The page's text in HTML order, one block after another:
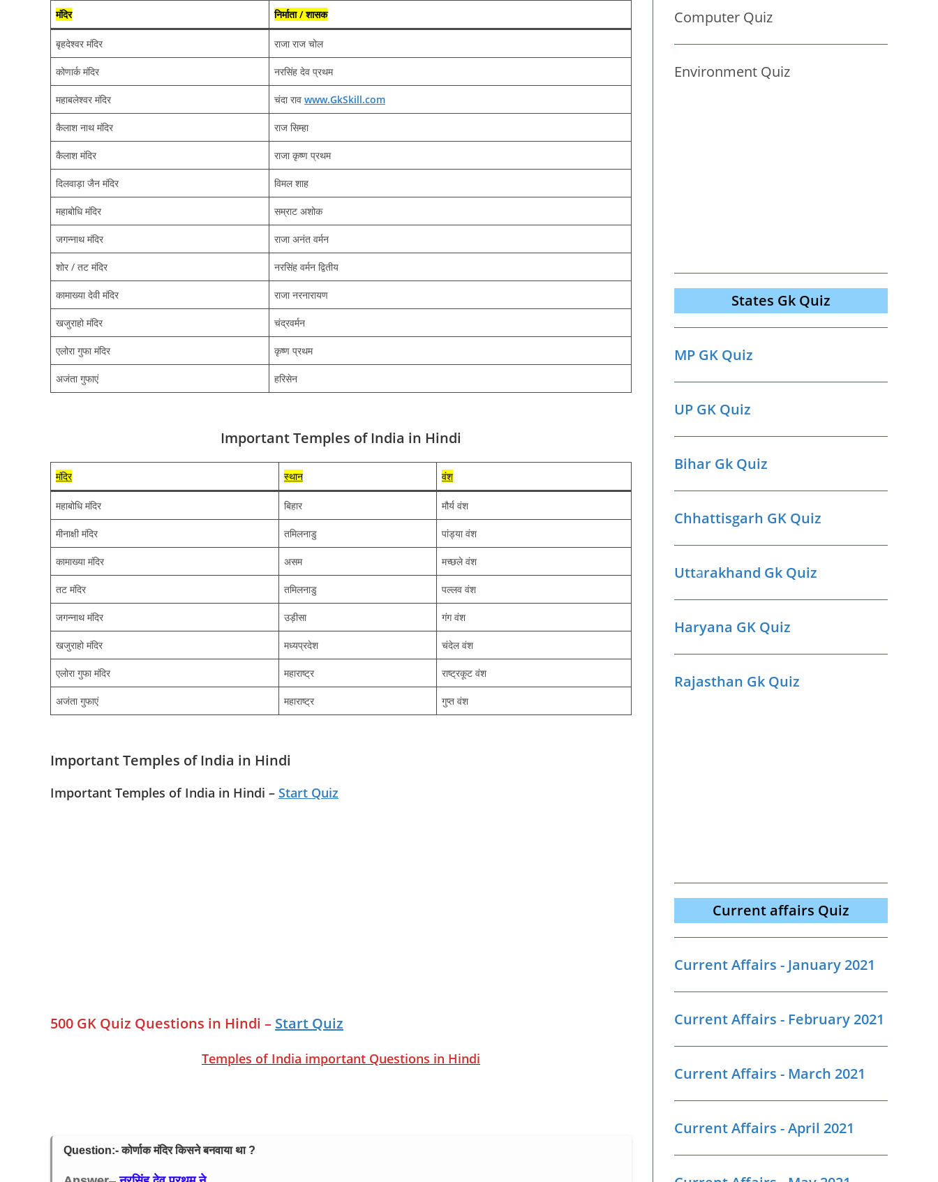
मंदिर निर्माता / शासक
बृहदेश्वर मंदिर राजा राज चोल
कोणार्क मंदिर नरसिंह देव प्रथम
महाबलेश्वर मंदिर चंदा राव www.GkSkill.com
कैलाश नाथ मंदिर राज सिम्हा
कैलाश मंदिर राजा कृष्ण प्रथम
दिलवाड़ा जैन मंदिर विमल शाह
महाबोधि मंदिर सम्राट अशोक
जगन्नाथ मंदिर राजा अनंत वर्मन
शोर / तट मंदिर नरसिंह वर्मन द्वितीय
कामाख्या देवी मंदिर राजा नरनारायण
खजुराहो मंदिर चंद्रवर्मन
एलोरा गुफा मंदिर कृष्ण प्रथम
अजंता गुफाएं हरिसेन
Important Temples of India in Hindi
मंदिर स्थान वंश
महाबोधि मंदिर बिहार मौर्य वंश
मीनाक्षी मंदिर तमिलनाडु पांड्या वंश
कामाख्या मंदिर असम मच्छले वंश
तट मंदिर तमिलनाडु पल्लव वंश
जगन्नाथ मंदिर उड़ीसा गंग वंश
खजुराहो मंदिर मध्यप्रदेश चंदेल वंश
एलोरा गुफा मंदिर महाराष्ट्र राष्ट्रकूट वंश
अजंता गुफाएं महाराष्ट्र गुप्त वंश
Important Temples of India in Hindi
Important Temples of India in Hindi – Start Quiz
500 GK Quiz Questions in Hindi – Start Quiz
Temples of India important Questions in Hindi
Question:- कोर्णाक मंदिर किसने बनवाया था ?
Computer Quiz
Environment Quiz
States Gk Quiz
MP GK Quiz
UP GK Quiz
Bihar Gk Quiz
Chhattisgarh GK Quiz
Uttarakhand Gk Quiz
Haryana GK Quiz
Rajasthan Gk Quiz
Current affairs Quiz
Current Affairs - January 2021
Current Affairs - February 2021
Current Affairs - March 2021
Current Affairs - April 2021